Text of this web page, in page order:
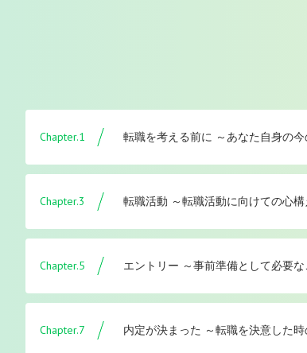
Chapter.1 転職を考える前に ～あなた自身の今
Chapter.3 転職活動 ～転職活動に向けての心構
Chapter.5 エントリー ～事前準備として必要な
Chapter.7 内定が決まった ～転職を決意した